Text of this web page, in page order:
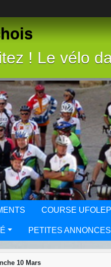
! Le vélo
COURSE UFOLEP
PETITES ANNONCES
10 Mars